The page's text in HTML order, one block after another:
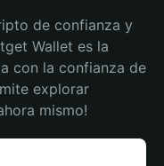
de confianza y
Wallet es la
con la confianza de
explorar
mismo!